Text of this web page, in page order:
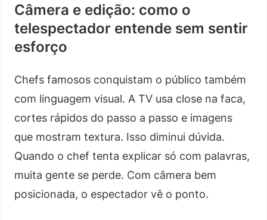
Câmera e edição: como o
telespectador entende sem sentir
esforço
Chefs famosos conquistam o público também
com linguagem visual. A TV usa close na faca,
cortes rápidos do passo a passo e imagens
que mostram textura. Isso diminui dúvida.
Quando o chef tenta explicar só com palavras,
muita gente se perde. Com câmera bem
posicionada, o espectador vê o ponto.